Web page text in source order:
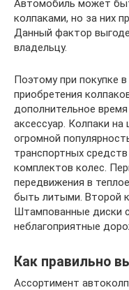
Автомобиль может
колпаками, но за них
Данный фактор
владельцу.
Поэтому при покупке
приобретения
дополнительное
аксессуар. Колпаки
огромной
транспортных
комплектов колес.
передвижения в
быть литыми. Второй
Штампованные диски
неблагоприятные
Как правильно
Ассортимент